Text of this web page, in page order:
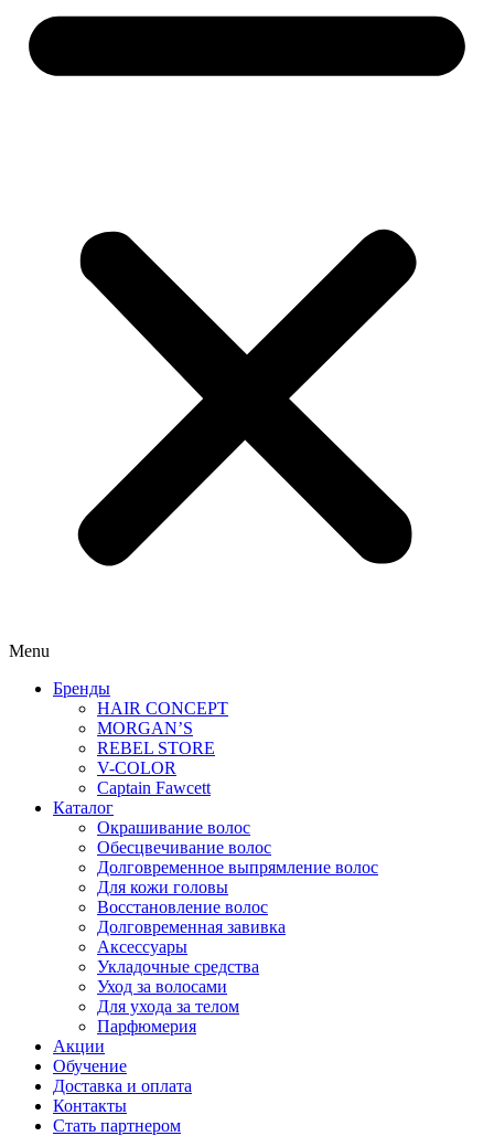
Menu
Бренды
HAIR CONCEPT
MORGAN’S
REBEL STORE
V-COLOR
Captain Fawcett
Каталог
Окрашивание волос
Обесцвечивание волос
Долговременное выпрямление волос
Для кожи головы
Восстановление волос
Долговременная завивка
Аксессуары
Укладочные средства
Уход за волосами
Для ухода за телом
Парфюмерия
Акции
Обучение
Доставка и оплата
Контакты
Стать партнером